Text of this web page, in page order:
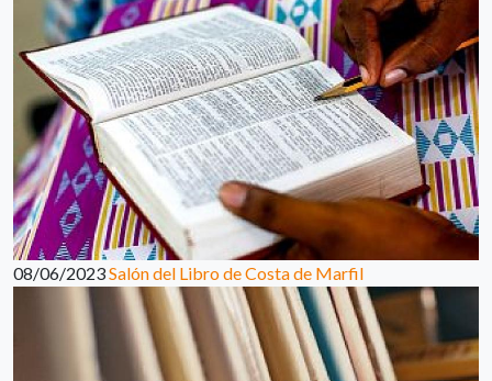
08/06/2023Salón del Libro de Costa de Marfil